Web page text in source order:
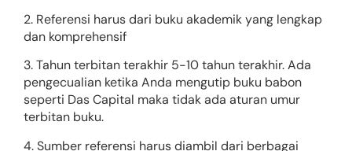
2. Referensi harus dari buku akademik yang lengkap
dan komprehensif
3. Tahun terbitan terakhir 5-10 tahun terakhir. Ada
pengecualian ketika Anda mengutip buku babon
seperti Das Capital maka tidak ada aturan umur
terbitan buku.
4. Sumber referensi harus diambil dari berbagai